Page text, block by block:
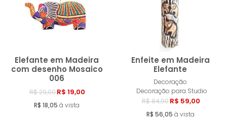
Elefante em Madeira
com desenho Mosaico
006
R$ 29,00R$ 19,00
R$ 18,05 à vista
Comprar
Enfeite em Madeira
Elefante
Decoração
Decoração para Studio
R$ 84,90 R$ 59,00
R$ 56,05 à vista